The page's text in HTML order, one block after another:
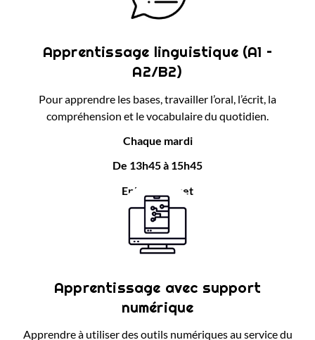
Apprentissage linguistique (A1 –
A2/B2)
Pour apprendre les bases, travailler l’oral, l’écrit, la
compréhension et le vocabulaire du quotidien.
Chaque mardi
De 13h45 à 15h45
Epi Condorcet
Apprentissage avec support
numérique
Apprendre à utiliser des outils numériques au service du